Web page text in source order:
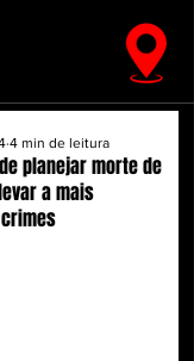
planejar morte de
a mais
4 min de leitura